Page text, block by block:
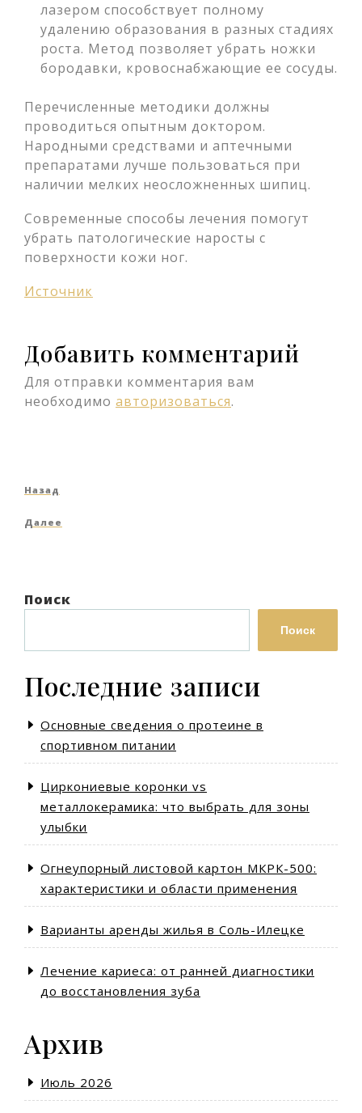
лазером способствует полному
удалению образования в разных стадиях
роста. Метод позволяет убрать ножки
бородавки, кровоснабжающие ее сосуды.
Перечисленные методики должны
проводиться опытным доктором.
Народными средствами и аптечными
препаратами лучше пользоваться при
наличии мелких неосложненных шипиц.
Современные способы лечения помогут
убрать патологические наросты с
поверхности кожи ног.
Источник
Добавить комментарий
Для отправки комментария вам
необходимо авторизоваться.
Навигация
по
Предыдущая
Назад
Следующая
Далее
Поиск
Поиск
Последние записи
Основные сведения о протеине в
спортивном питании
Циркониевые коронки vs
металлокерамика: что выбрать для зоны
улыбки
Огнеупорный листовой картон МКРК-500:
характеристики и области применения
Варианты аренды жилья в Соль-Илецке
Лечение кариеса: от ранней диагностики
до восстановления зуба
Архив
Июль 2026